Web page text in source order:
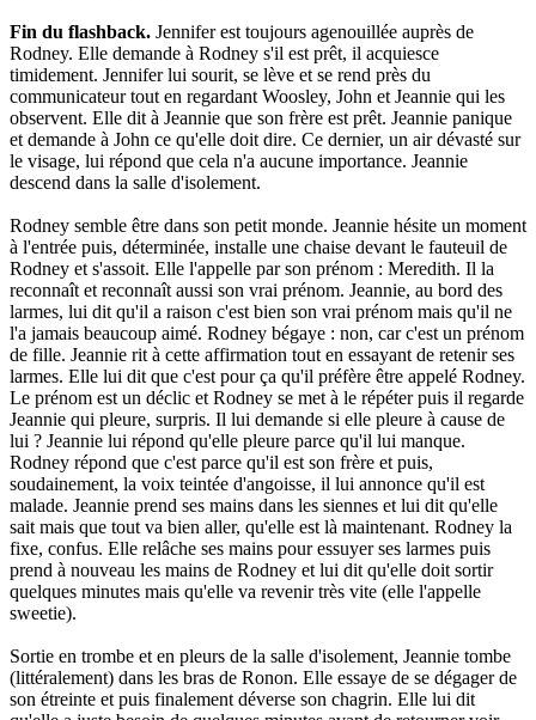
Fin du flashback. Jennifer est toujours agenouillée auprès de
Rodney. Elle demande à Rodney s'il est prêt, il acquiesce
timidement. Jennifer lui sourit, se lève et se rend près du
communicateur tout en regardant Woosley, John et Jeannie qui les
observent. Elle dit à Jeannie que son frère est prêt. Jeannie panique
et demande à John ce qu'elle doit dire. Ce dernier, un air dévasté sur
le visage, lui répond que cela n'a aucune importance. Jeannie
descend dans la salle d'isolement.
Rodney semble être dans son petit monde. Jeannie hésite un moment
à l'entrée puis, déterminée, installe une chaise devant le fauteuil de
Rodney et s'assoit. Elle l'appelle par son prénom : Meredith. Il la
reconnaît et reconnaît aussi son vrai prénom. Jeannie, au bord des
larmes, lui dit qu'il a raison c'est bien son vrai prénom mais qu'il ne
l'a jamais beaucoup aimé. Rodney bégaye : non, car c'est un prénom
de fille. Jeannie rit à cette affirmation tout en essayant de retenir ses
larmes. Elle lui dit que c'est pour ça qu'il préfère être appelé Rodney.
Le prénom est un déclic et Rodney se met à le répéter puis il regarde
Jeannie qui pleure, surpris. Il lui demande si elle pleure à cause de
lui ? Jeannie lui répond qu'elle pleure parce qu'il lui manque.
Rodney répond que c'est parce qu'il est son frère et puis,
soudainement, la voix teintée d'angoisse, il lui annonce qu'il est
malade. Jeannie prend ses mains dans les siennes et lui dit qu'elle
sait mais que tout va bien aller, qu'elle est là maintenant. Rodney la
fixe, confus. Elle relâche ses mains pour essuyer ses larmes puis
prend à nouveau les mains de Rodney et lui dit qu'elle doit sortir
quelques minutes mais qu'elle va revenir très vite (elle l'appelle
sweetie).
Sortie en trombe et en pleurs de la salle d'isolement, Jeannie tombe
(littéralement) dans les bras de Ronon. Elle essaye de se dégager de
son étreinte et puis finalement déverse son chagrin. Elle lui dit